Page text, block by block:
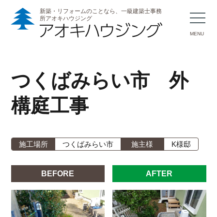
新築・リフォームのことなら、一級建築士事務
所アオキハウジング
MENU
つくばみらい市 外
構庭工事
施工場所 つくばみらい市 施主様 K様邸
BEFORE AFTER